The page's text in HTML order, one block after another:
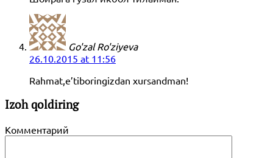
Go'zal Ro'ziyeva
26.10.2015 at 11:56
Rahmat,e’tiboringizdan xursandman!
Izoh qoldiring
Комментарий